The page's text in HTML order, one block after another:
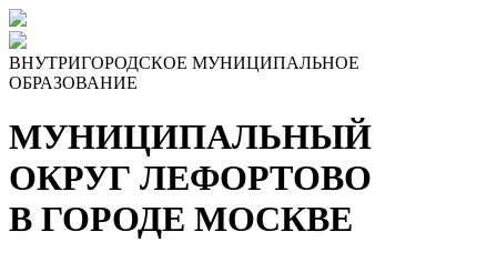
ВНУТРИГОРОДСКОЕ МУНИЦИПАЛЬНОЕ
ОБРАЗОВАНИЕ
МУНИЦИПАЛЬНЫЙ
ОКРУГ ЛЕФОРТОВО
В ГОРОДЕ МОСКВЕ